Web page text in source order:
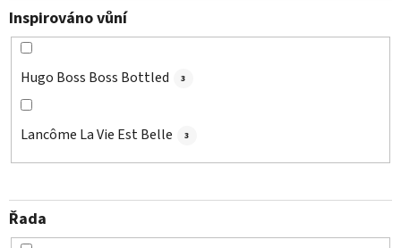
Inspirováno vůní
Hugo Boss Boss Bottled 3
Lancôme La Vie Est Belle 3
Řada